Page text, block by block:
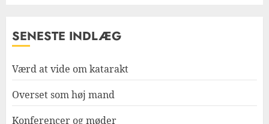
SENESTE INDLÆG
Værd at vide om katarakt
Overset som høj mand
Konferencer og møder